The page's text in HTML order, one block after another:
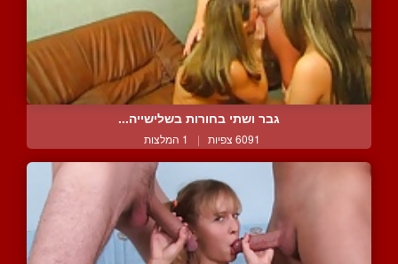
גבר ושתי בחורות בשלישייה...
6091 צפיות | 1 המלצות